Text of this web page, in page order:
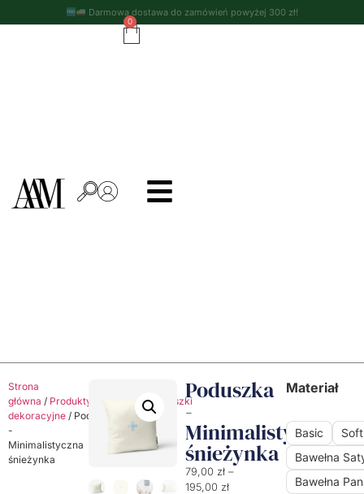
Darmowa dostawa do zamówień powyżej 300 zł!
0
Strona
główna / Produkty /Poduszki
dekoracyjne / Poduszka
-
Minimalistyczna
śnieżynka
Poduszka
-
Minimalistyczna
śnieżynka
79,00 zł –
195,00 zł
Materiał
Basic
Soft
Bawełna
Bawełna